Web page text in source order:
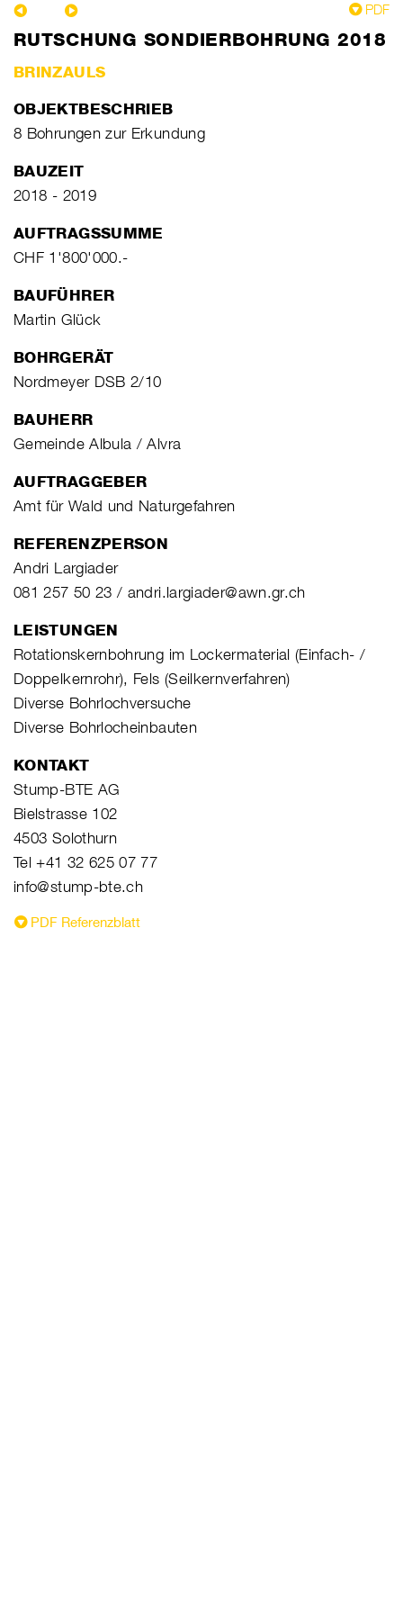
PDF
RUTSCHUNG SONDIERBOHRUNG 2018
BRINZAULS
OBJEKTBESCHRIEB
8 Bohrungen zur Erkundung
BAUZEIT
2018 - 2019
AUFTRAGSSUMME
CHF 1'800'000.-
BAUFÜHRER
Martin Glück
BOHRGERÄT
Nordmeyer DSB 2/10
BAUHERR
Gemeinde Albula / Alvra
AUFTRAGGEBER
Amt für Wald und Naturgefahren
REFERENZPERSON
Andri Largiader
081 257 50 23 / andri.largiader@awn.gr.ch
LEISTUNGEN
Rotationskernbohrung im Lockermaterial (Einfach- /
Doppelkernrohr), Fels (Seilkernverfahren)
Diverse Bohrlochversuche
Diverse Bohrlocheinbauten
KONTAKT
Stump-BTE AG
Bielstrasse 102
4503 Solothurn
Tel +41 32 625 07 77
info@stump-bte.ch
PDF Referenzblatt